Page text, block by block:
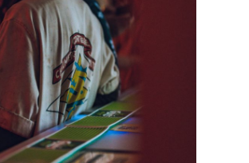
Exponeringstid
1/160 sek